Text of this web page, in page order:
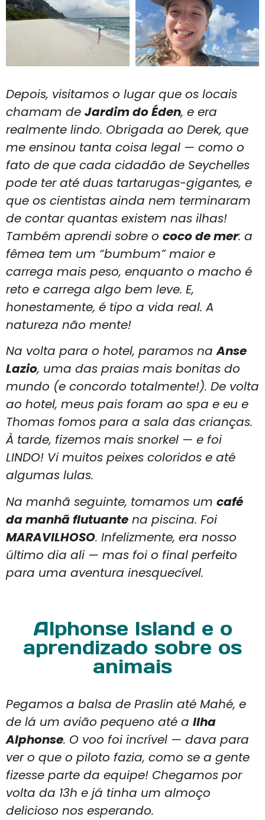
Depois, visitamos o lugar que os locais
chamam de Jardim do Éden, e era
realmente lindo. Obrigada ao Derek, que
me ensinou tanta coisa legal — como o
fato de que cada cidadão de Seychelles
pode ter até duas tartarugas-gigantes, e
que os cientistas ainda nem terminaram
de contar quantas existem nas ilhas!
Também aprendi sobre o coco de mer: a
fêmea tem um “bumbum” maior e
carrega mais peso, enquanto o macho é
reto e carrega algo bem leve. E,
honestamente, é tipo a vida real. A
natureza não mente!
Na volta para o hotel, paramos naAnse
Lazio, uma das praias mais bonitas do
mundo (e concordo totalmente!). De volta
ao hotel, meus pais foram ao spa e eu e
Thomas fomos para a sala das crianças.
À tarde, fizemos mais snorkel — e foi
LINDO! Vi muitos peixes coloridos e até
algumas lulas.
Na manhã seguinte, tomamos um café
da manhã flutuante na piscina. Foi
MARAVILHOSO. Infelizmente, era nosso
último dia ali — mas foi o final perfeito
para uma aventura inesquecível.
Alphonse Island e o
aprendizado sobre os
animais
Pegamos a balsa de Praslin até Mahé, e
de lá um avião pequeno até a Ilha
Alphonse. O voo foi incrível — dava para
ver o que o piloto fazia, como se a gente
fizesse parte da equipe! Chegamos por
volta da 13h e já tinha um almoço
delicioso nos esperando.